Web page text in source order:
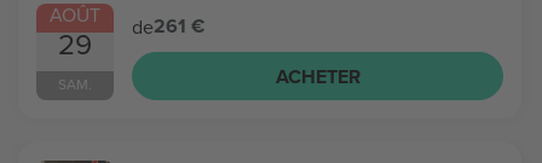
AOÛT
29
SAM.
de261 €
ACHETER